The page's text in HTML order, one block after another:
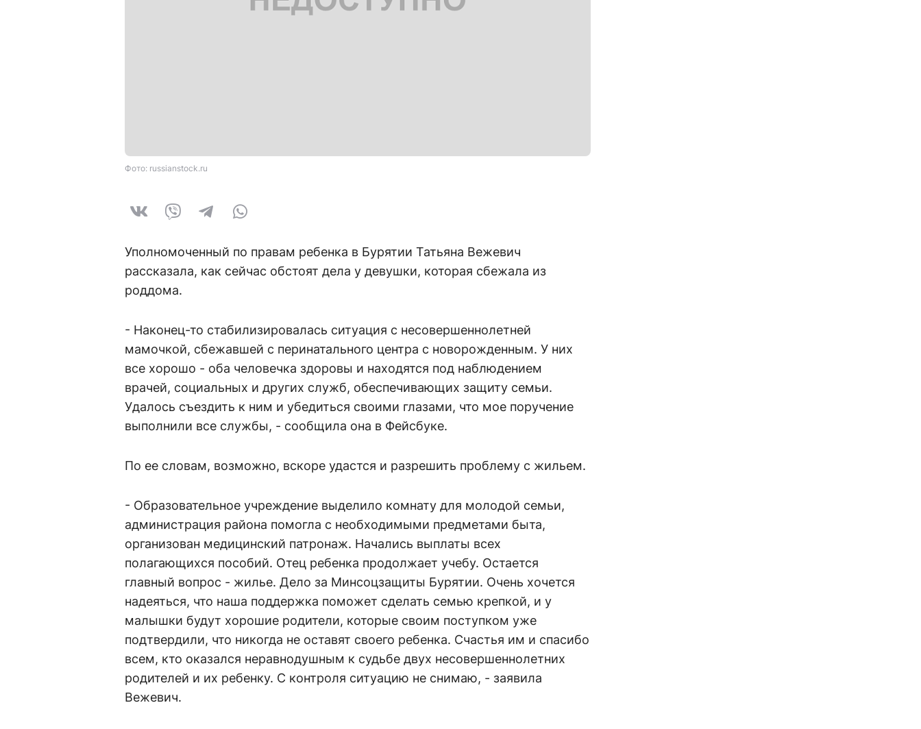
Фото: russianstock.ru
Уполномоченный по правам ребенка в Бурятии Татьяна Вежевич
рассказала, как сейчас обстоят дела у девушки, которая сбежала из
роддома.
- Наконец-то стабилизировалась ситуация с несовершеннолетней
мамочкой, сбежавшей с перинатального центра с новорожденным. У них
все хорошо - оба человечка здоровы и находятся под наблюдением
врачей, социальных и других служб, обеспечивающих защиту семьи.
Удалось съездить к ним и убедиться своими глазами, что мое поручение
выполнили все службы, - сообщила она в Фейсбуке.
По ее словам, возможно, вскоре удастся и разрешить проблему с жильем.
- Образовательное учреждение выделило комнату для молодой семьи,
администрация района помогла с необходимыми предметами быта,
организован медицинский патронаж. Начались выплаты всех
полагающихся пособий. Отец ребенка продолжает учебу. Остается
главный вопрос - жилье. Дело за Минсоцзащиты Бурятии. Очень хочется
надеяться, что наша поддержка поможет сделать семью крепкой, и у
малышки будут хорошие родители, которые своим поступком уже
подтвердили, что никогда не оставят своего ребенка. Счастья им и спасибо
всем, кто оказался неравнодушным к судьбе двух несовершеннолетних
родителей и их ребенку. С контроля ситуацию не снимаю, - заявила
Вежевич.